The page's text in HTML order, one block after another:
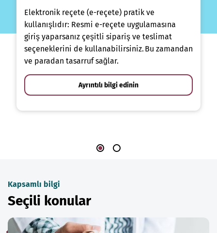
Elektronik reçete (e-reçete) pratik ve
kullanışlıdır: Resmi e-reçete uygulamasına
giriş yaparsanız çeşitli sipariş ve teslimat
seçeneklerini de kullanabilirsiniz. Bu zamandan
ve paradan tasarruf sağlar.
Ayrıntılı bilgi edinin
Kapsamlı bilgi
Seçili konular